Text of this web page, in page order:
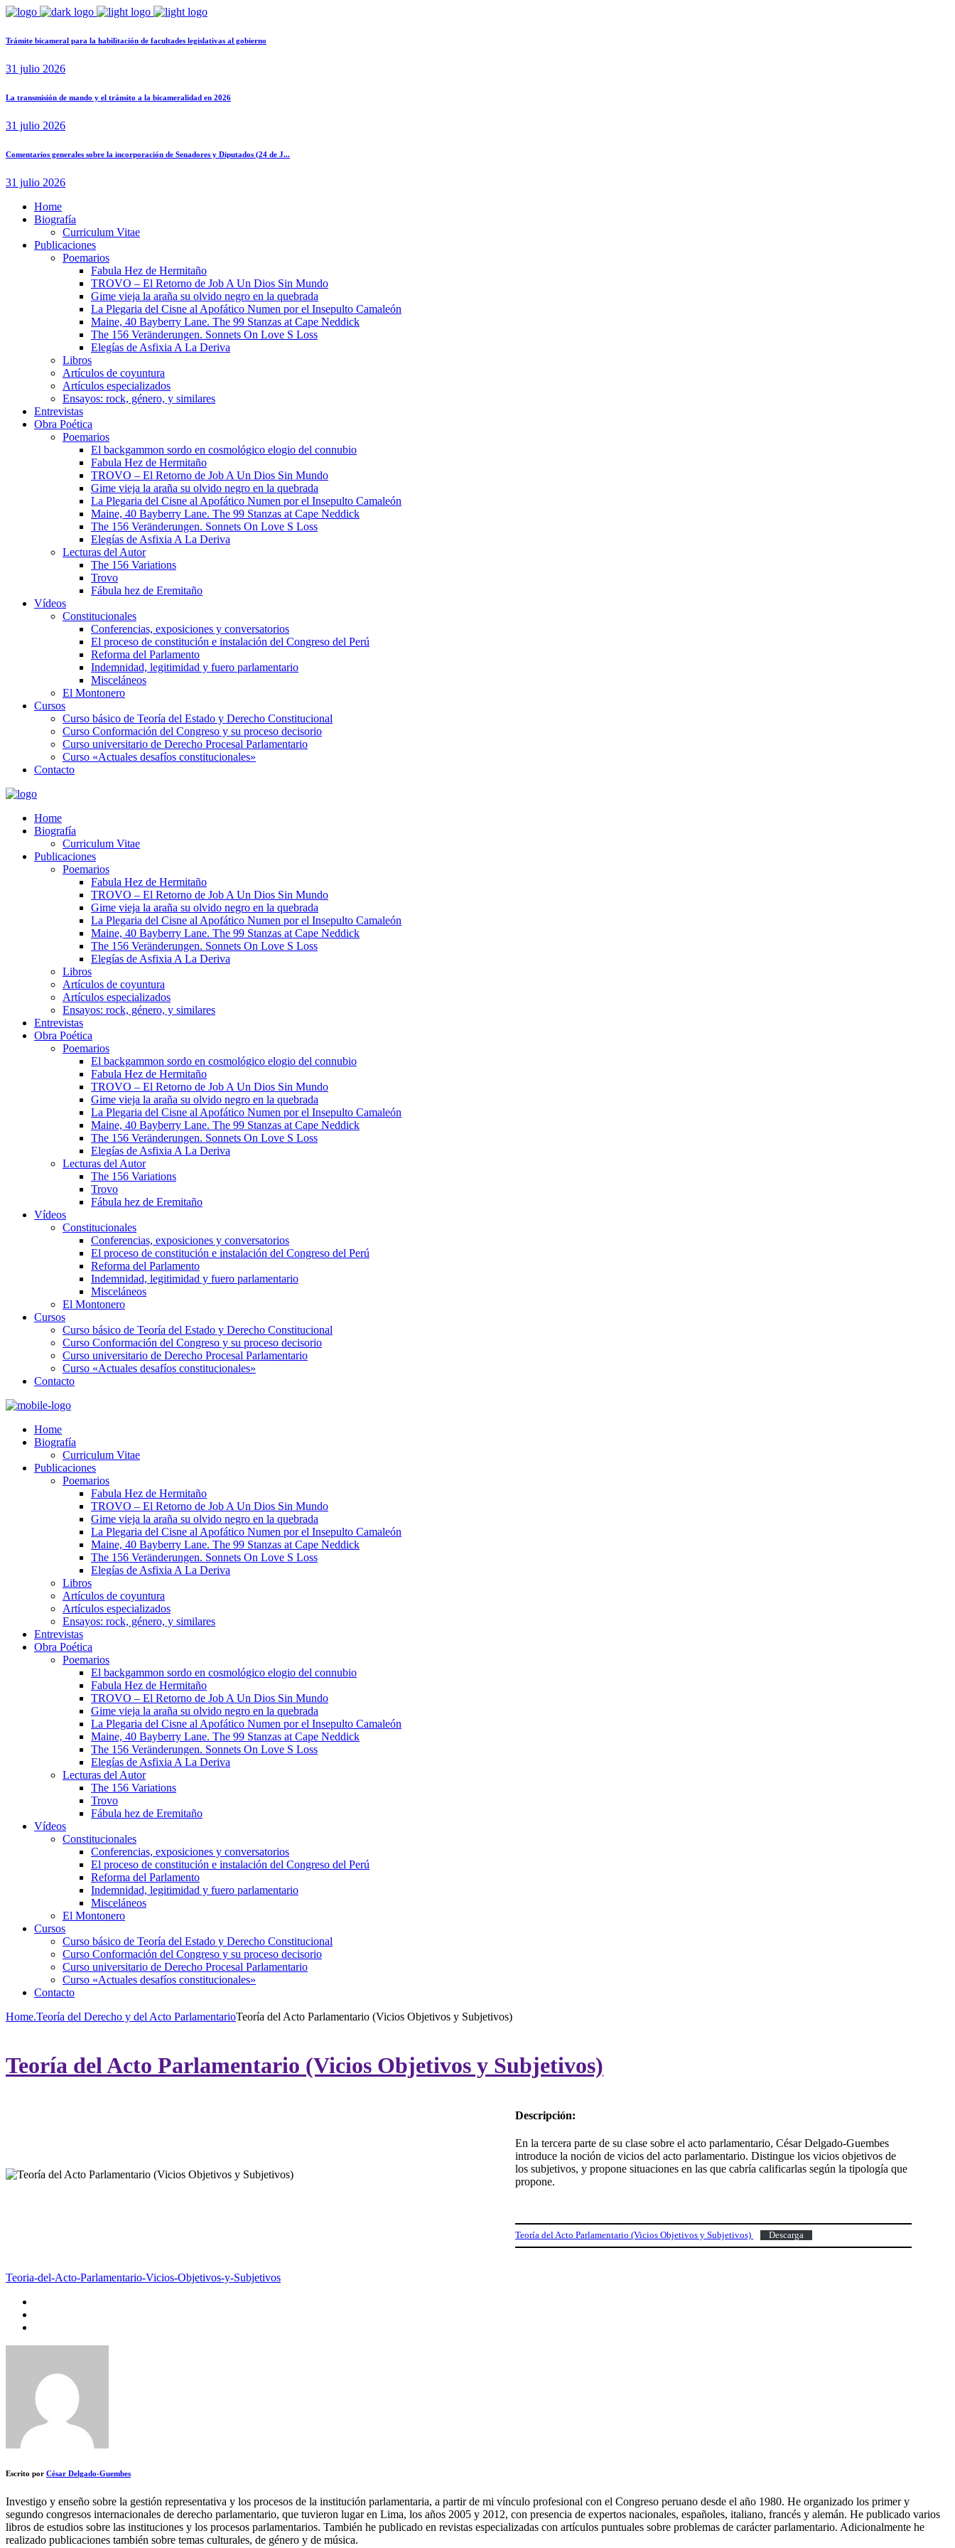
Trámite bicameral para la habilitación de facultades legislativas al gobierno
31 julio 2026
La transmisión de mando y el tránsito a la bicameralidad en 2026
31 julio 2026
Comentarios generales sobre la incorporación de Senadores y Diputados (24 de J...
31 julio 2026
Home
Biografía
Curriculum Vitae​
Publicaciones
Poemarios
Fabula Hez de Hermitaño
TROVO – El Retorno de Job A Un Dios Sin Mundo
Gime vieja la araña su olvido negro en la quebrada
La Plegaria del Cisne al Apofático Numen por el Insepulto Camaleón
Maine, 40 Bayberry Lane. The 99 Stanzas at Cape Neddick
The 156 Veränderungen. Sonnets On Love S Loss
Elegías de Asfixia A La Deriva
Libros
Artículos de coyuntura
Artículos especializados
Ensayos: rock, género, y similares
Entrevistas
Obra Poética
Poemarios
El backgammon sordo en cosmológico elogio del connubio
Fabula Hez de Hermitaño
TROVO – El Retorno de Job A Un Dios Sin Mundo
Gime vieja la araña su olvido negro en la quebrada
La Plegaria del Cisne al Apofático Numen por el Insepulto Camaleón
Maine, 40 Bayberry Lane. The 99 Stanzas at Cape Neddick
The 156 Veränderungen. Sonnets On Love S Loss
Elegías de Asfixia A La Deriva
Lecturas del Autor
The 156 Variations
Trovo
Fábula hez de Eremitaño
Vídeos
Constitucionales
Conferencias, exposiciones y conversatorios
El proceso de constitución e instalación del Congreso del Perú
Reforma del Parlamento
Indemnidad, legitimidad y fuero parlamentario
Misceláneos
El Montonero
Cursos
Curso básico de Teoría del Estado y Derecho Constitucional
Curso Conformación del Congreso y su proceso decisorio
Curso universitario de Derecho Procesal Parlamentario
Curso «Actuales desafíos constitucionales»
Contacto
Home
Biografía
Curriculum Vitae​
Publicaciones
Poemarios
Fabula Hez de Hermitaño
TROVO – El Retorno de Job A Un Dios Sin Mundo
Gime vieja la araña su olvido negro en la quebrada
La Plegaria del Cisne al Apofático Numen por el Insepulto Camaleón
Maine, 40 Bayberry Lane. The 99 Stanzas at Cape Neddick
The 156 Veränderungen. Sonnets On Love S Loss
Elegías de Asfixia A La Deriva
Libros
Artículos de coyuntura
Artículos especializados
Ensayos: rock, género, y similares
Entrevistas
Obra Poética
Poemarios
El backgammon sordo en cosmológico elogio del connubio
Fabula Hez de Hermitaño
TROVO – El Retorno de Job A Un Dios Sin Mundo
Gime vieja la araña su olvido negro en la quebrada
La Plegaria del Cisne al Apofático Numen por el Insepulto Camaleón
Maine, 40 Bayberry Lane. The 99 Stanzas at Cape Neddick
The 156 Veränderungen. Sonnets On Love S Loss
Elegías de Asfixia A La Deriva
Lecturas del Autor
The 156 Variations
Trovo
Fábula hez de Eremitaño
Vídeos
Constitucionales
Conferencias, exposiciones y conversatorios
El proceso de constitución e instalación del Congreso del Perú
Reforma del Parlamento
Indemnidad, legitimidad y fuero parlamentario
Misceláneos
El Montonero
Cursos
Curso básico de Teoría del Estado y Derecho Constitucional
Curso Conformación del Congreso y su proceso decisorio
Curso universitario de Derecho Procesal Parlamentario
Curso «Actuales desafíos constitucionales»
Contacto
Home
Biografía
Curriculum Vitae​
Publicaciones
Poemarios
Fabula Hez de Hermitaño
TROVO – El Retorno de Job A Un Dios Sin Mundo
Gime vieja la araña su olvido negro en la quebrada
La Plegaria del Cisne al Apofático Numen por el Insepulto Camaleón
Maine, 40 Bayberry Lane. The 99 Stanzas at Cape Neddick
The 156 Veränderungen. Sonnets On Love S Loss
Elegías de Asfixia A La Deriva
Libros
Artículos de coyuntura
Artículos especializados
Ensayos: rock, género, y similares
Entrevistas
Obra Poética
Poemarios
El backgammon sordo en cosmológico elogio del connubio
Fabula Hez de Hermitaño
TROVO – El Retorno de Job A Un Dios Sin Mundo
Gime vieja la araña su olvido negro en la quebrada
La Plegaria del Cisne al Apofático Numen por el Insepulto Camaleón
Maine, 40 Bayberry Lane. The 99 Stanzas at Cape Neddick
The 156 Veränderungen. Sonnets On Love S Loss
Elegías de Asfixia A La Deriva
Lecturas del Autor
The 156 Variations
Trovo
Fábula hez de Eremitaño
Vídeos
Constitucionales
Conferencias, exposiciones y conversatorios
El proceso de constitución e instalación del Congreso del Perú
Reforma del Parlamento
Indemnidad, legitimidad y fuero parlamentario
Misceláneos
El Montonero
Cursos
Curso básico de Teoría del Estado y Derecho Constitucional
Curso Conformación del Congreso y su proceso decisorio
Curso universitario de Derecho Procesal Parlamentario
Curso «Actuales desafíos constitucionales»
Contacto
Home.Teoría del Derecho y del Acto ParlamentarioTeoría del Acto Parlamentario (Vicios Objetivos y Subjetivos)
Teoría del Acto Parlamentario (Vicios Objetivos y Subjetivos)
Descripción:
En la tercera parte de su clase sobre el acto parlamentario, César Delgado-Guembes
introduce la noción de vicios del acto parlamentario. Distingue los vicios objetivos de
los subjetivos, y propone situaciones en las que cabría calificarlas según la tipología que
propone.
Teoría del Acto Parlamentario (Vicios Objetivos y Subjetivos) Descarga
Teoria-del-Acto-Parlamentario-Vicios-Objetivos-y-Subjetivos
Escrito por César Delgado-Guembes
Investigo y enseño sobre la gestión representativa y los procesos de la institución parlamentaria, a partir de mi vínculo profesional con el Congreso peruano desde el año 1980. He organizado los primer y
segundo congresos internacionales de derecho parlamentario, que tuvieron lugar en Lima, los años 2005 y 2012, con presencia de expertos nacionales, españoles, italiano, francés y alemán. He publicado varios
libros de estudios sobre las instituciones y los procesos parlamentarios. También he publicado en revistas especializadas con artículos puntuales sobre problemas de carácter parlamentario. Adicionalmente he
realizado publicaciones también sobre temas culturales, de género y de música.